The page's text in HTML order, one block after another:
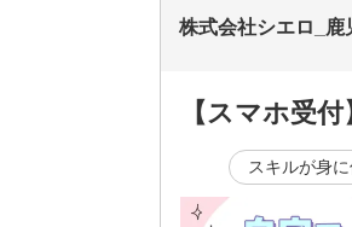
株式会社シエロ_
【スマホ受
スキルが身に